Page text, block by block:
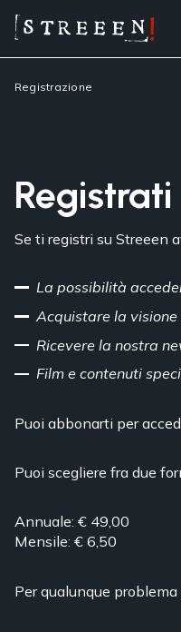
Registrazione
Se ti registri su Streeen
La possibilità
Acquistare la
Ricevere la nostra
Film e contenuti
Puoi abbonarti per
Puoi scegliere fra due
Annuale: € 49,00
Mensile: € 6,50
Per qualunque